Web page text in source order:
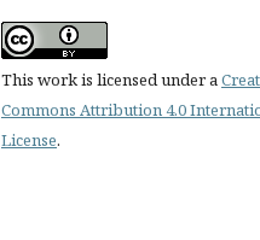
This work is licensed under a
Commons Attribution 4.0
License.